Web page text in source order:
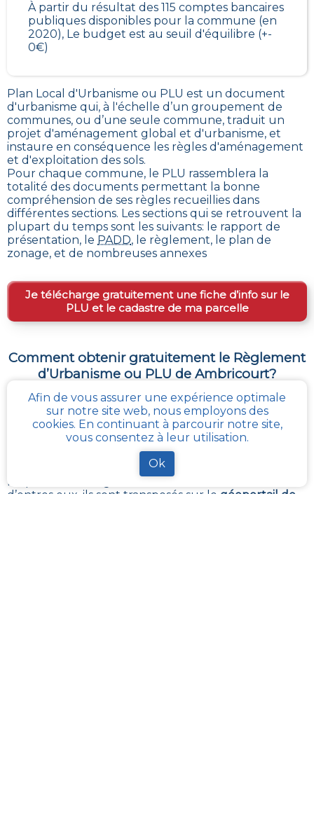
À partir du résultat des 115 comptes bancaires
publiques disponibles pour la commune (en
2020), Le budget est au seuil d'équilibre (+-
0€)
Plan Local d'Urbanisme ou PLU est un document
d'urbanisme qui, à l'échelle d’un groupement de
communes, ou d’une seule commune, traduit un
projet d'aménagement global et d'urbanisme, et
instaure en conséquence les règles d'aménagement
et d'exploitation des sols.
Pour chaque commune, le PLU rassemblera la
totalité des documents permettant la bonne
compréhension de ses règles recueillies dans
différentes sections. Les sections qui se retrouvent la
plupart du temps sont les suivants: le rapport de
présentation, le PADD, le règlement, le plan de
zonage, et de nombreuses annexes
Je télécharge gratuitement une fiche d’info sur le
PLU et le cadastre de ma parcelle
Comment obtenir gratuitement le Règlement
d’Urbanisme ou PLU de Ambricourt?
PLU est disponible gratuitementdans la mairie de
votre commune, ou auprès des services de
l’urbanisme de la communauté de communes
référentes.
Il revient à ces administrations de maintenir à jour les
différents documents du PLUI ou du PLUI que sont :
les plans et les règlements et annexes. Pour certains
d’entres eux, ils sont transposés sur le géoportail de
Afin de vous assurer une expérience optimale
sur notre site web, nous employons des
cookies. En continuant à parcourir notre site,
vous consentez à leur utilisation.
Ok